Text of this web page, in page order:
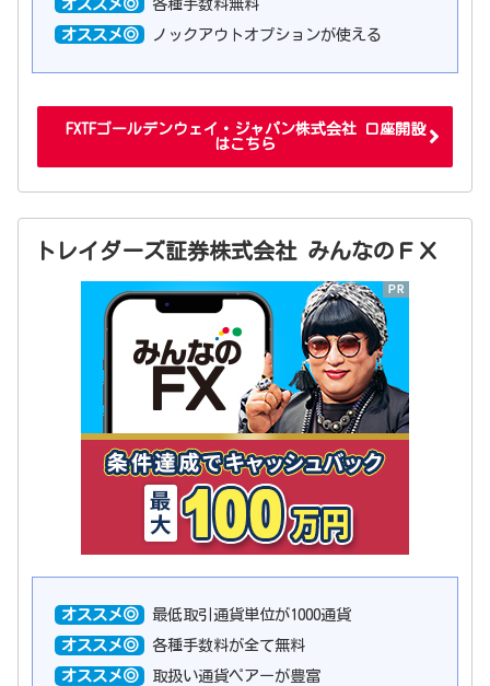
オススメ◎ 各種手数料無料
オススメ◎ ノックアウトオプションが使える
FXTFゴールデンウェイ・ジャパン株式会社 口座開設
はこちら
トレイダーズ証券株式会社 みんなのＦＸ
オススメ◎ 最低取引通貨単位が1000通貨
オススメ◎ 各種手数料が全て無料
オススメ◎ 取扱い通貨ペアーが豊富